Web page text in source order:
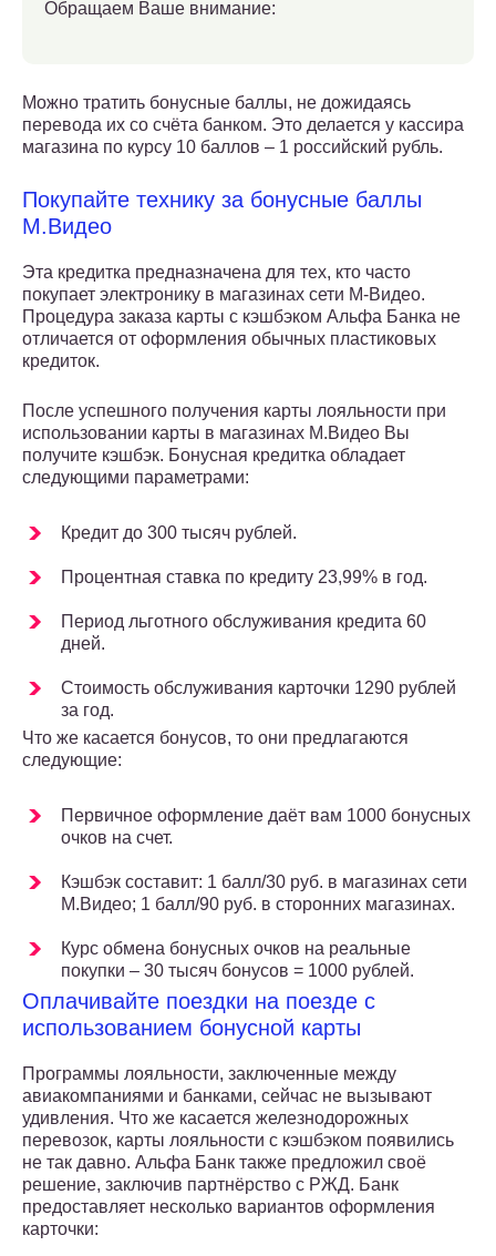
Обращаем Ваше внимание:
Можно тратить бонусные баллы, не дожидаясь
перевода их со счёта банком. Это делается у кассира
магазина по курсу 10 баллов – 1 российский рубль.
Покупайте технику за бонусные баллы
М.Видео
Эта кредитка предназначена для тех, кто часто
покупает электронику в магазинах сети М-Видео.
Процедура заказа карты с кэшбэком Альфа Банка не
отличается от оформления обычных пластиковых
кредиток.
После успешного получения карты лояльности при
использовании карты в магазинах М.Видео Вы
получите кэшбэк. Бонусная кредитка обладает
следующими параметрами:
Кредит до 300 тысяч рублей.
Процентная ставка по кредиту 23,99% в год.
Период льготного обслуживания кредита 60
дней.
Стоимость обслуживания карточки 1290 рублей
за год.
Что же касается бонусов, то они предлагаются
следующие:
Первичное оформление даёт вам 1000 бонусных
очков на счет.
Кэшбэк составит: 1 балл/30 руб. в магазинах сети
М.Видео; 1 балл/90 руб. в сторонних магазинах.
Курс обмена бонусных очков на реальные
покупки – 30 тысяч бонусов = 1000 рублей.
Оплачивайте поездки на поезде с
использованием бонусной карты
Программы лояльности, заключенные между
авиакомпаниями и банками, сейчас не вызывают
удивления. Что же касается железнодорожных
перевозок, карты лояльности с кэшбэком появились
не так давно. Альфа Банк также предложил своё
решение, заключив партнёрство с РЖД. Банк
предоставляет несколько вариантов оформления
карточки: